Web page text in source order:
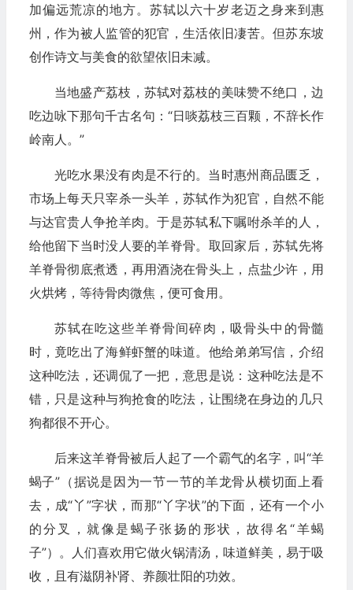
加偏远荒凉的地方。苏轼以六十岁老迈之身来到惠
州，作为被人监管的犯官，生活依旧凄苦。但苏东坡
创作诗文与美食的欲望依旧未减。
当地盛产荔枝，苏轼对荔枝的美味赞不绝口，边
吃边咏下那句千古名句：“日啖荔枝三百颗，不辞长作
岭南人。”
光吃水果没有肉是不行的。当时惠州商品匮乏，
市场上每天只宰杀一头羊，苏轼作为犯官，自然不能
与达官贵人争抢羊肉。于是苏轼私下嘱咐杀羊的人，
给他留下当时没人要的羊脊骨。取回家后，苏轼先将
羊脊骨彻底煮透，再用酒浇在骨头上，点盐少许，用
火烘烤，等待骨肉微焦，便可食用。
苏轼在吃这些羊脊骨间碎肉，吸骨头中的骨髓
时，竟吃出了海鲜虾蟹的味道。他给弟弟写信，介绍
这种吃法，还调侃了一把，意思是说：这种吃法是不
错，只是这种与狗抢食的吃法，让围绕在身边的几只
狗都很不开心。
后来这羊脊骨被后人起了一个霸气的名字，叫“羊
蝎子”（据说是因为一节一节的羊龙骨从横切面上看
去，成“丫”字状，而那“丫字状”的下面，还有一个小
的分叉，就像是蝎子张扬的形状，故得名“羊蝎
子”）。人们喜欢用它做火锅清汤，味道鲜美，易于吸
收，且有滋阴补肾、养颜壮阳的功效。